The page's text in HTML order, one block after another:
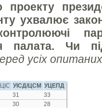
проекту
ухвалює
палата. Чи
усіх
УІСД/ЦСМ
УЦЕПД
31
33
30
28